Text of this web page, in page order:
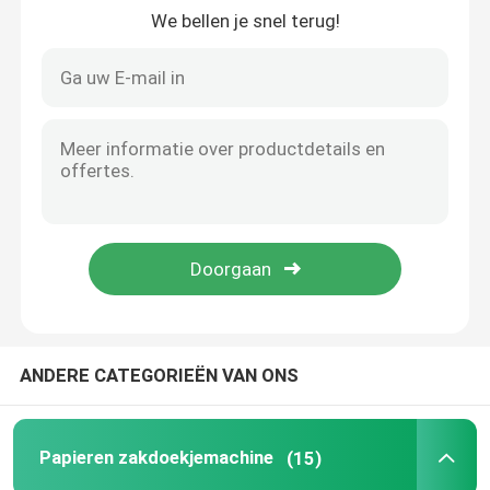
Contacteer ons
We bellen je snel terug!
ANDERE CATEGORIEËN VAN ONS
Papieren zakdoekjemachine (15)